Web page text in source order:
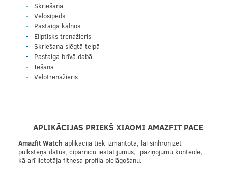
Skriešana
Velosipēds
Pastaiga kalnos
Eliptisks trenažieris
Skriešana slēgtā telpā
Pastaiga brīvā dabā
Iešana
Velotrenažieris
APLIKĀCIJAS PRIEKŠ XIAOMI AMAZFIT PACE
Amazfit Watch aplikācija tiek izmantota, lai sinhronizēt
pulksteņa datus, ciparnīcu iestatījumus, paziņojumu konteole,
kā arī lietotāja fitnesa profila pielāgošanu.